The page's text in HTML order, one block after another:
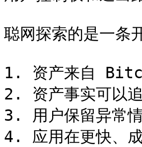
聪网探索的是一条
1. 资产来自
2. 资产事实可以
3. 用户保留异常
4. 应用在更快、